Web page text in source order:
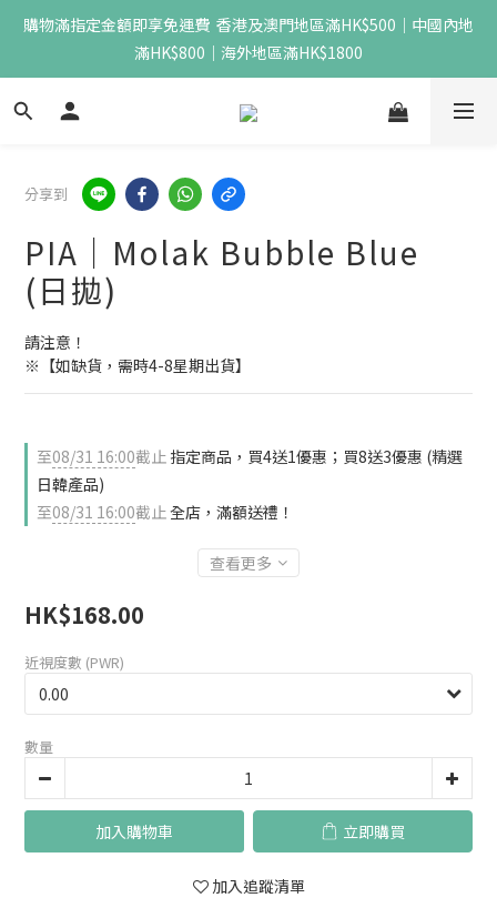
購物滿指定金額即享免運費  香港及澳門地區滿HK$500｜中國內地
滿HK$800｜海外地區滿HK$1800
分享到
PIA｜Molak Bubble Blue
(日拋)
請注意！
※【如缺貨，需時4-8星期出貨】
至08/31 16:00截止 指定商品，買4送1優惠；買8送3優惠 (精選
日韓產品)
至08/31 16:00截止全店，滿額送禮！
查看更多
HK$168.00
近視度數 (PWR)
數量
加入購物車 立即購買
加入追蹤清單